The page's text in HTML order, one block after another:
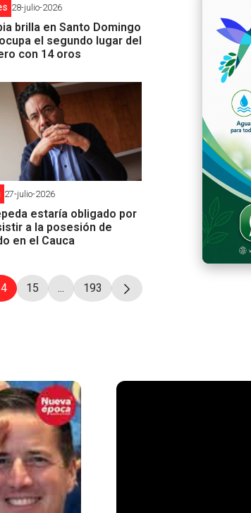
28-julio-2026
brilla en Santo Domingo
el segundo lugar del
con 14 oros
27-julio-2026
estaría obligado por
a la posesión de
en el Cauca
Use TAB para desplazarse.
PáginaPágina
15 ...Páginas intermedias Use TAB para
Página
193